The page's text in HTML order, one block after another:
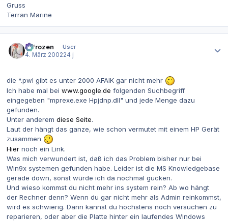
Gruss
Terran Marine
2-frozen
User
4. März 200224 j
die *.pwl gibt es unter 2000 AFAIK gar nicht mehr
Ich habe mal bei www.google.de folgenden Suchbegriff
eingegeben "mprexe.exe Hpjdnp.dll" und jede Menge dazu
gefunden.
Unter anderem diese Seite.
Laut der hängt das ganze, wie schon vermutet mit einem HP Gerät
zusammen
Hier noch ein Link.
Was mich verwundert ist, daß ich das Problem bisher nur bei
Win9x systemen gefunden habe. Leider ist die MS Knowledgebase
gerade down, sonst würde ich da nochmal gucken.
Und wieso kommst du nicht mehr ins system rein? Ab wo hängt
der Rechner denn? Wenn du gar nicht mehr als Admin reinkommst,
wird es schwierig. Dann kannst du höchstens noch versuchen zu
reparieren, oder aber die Platte hinter ein laufendes Windows